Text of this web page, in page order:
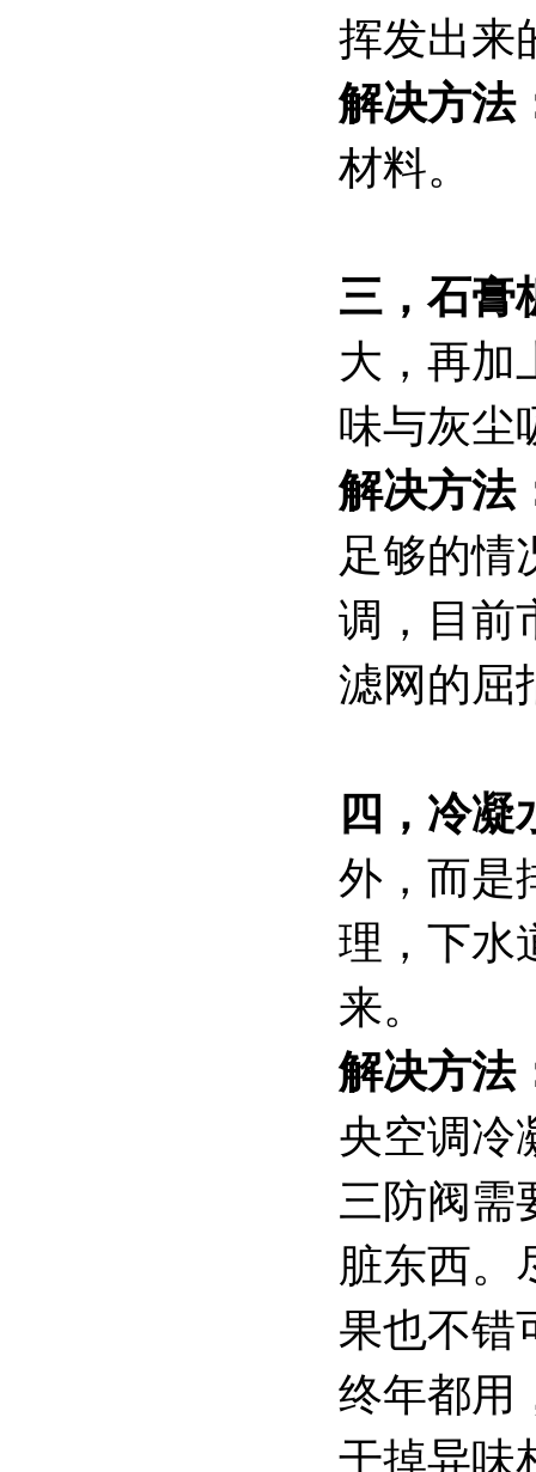
挥发出来
解决方法
材料。
三，石膏
大，再加
味与灰尘
解决方法
足够的情
调，目前
滤网的屈
四，冷凝
外，而是
理，下水
来。
解决方法
央空调冷
三防阀需
脏东西。
果也不错
终年都用
干掉异味